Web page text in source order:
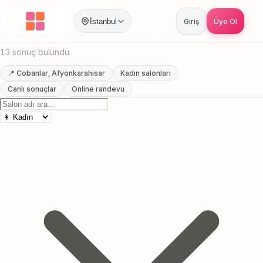
İstanbul Giriş Üye Ol
Anasayfa / Afyonkarahisar Cobanlar Microblading
Cobanlar, Afyonkarahisar Microblading
13 sonuç bulundu
📍 Cobanlar, Afyonkarahisar
Kadın salonları
Canlı sonuçlar
Online randevu